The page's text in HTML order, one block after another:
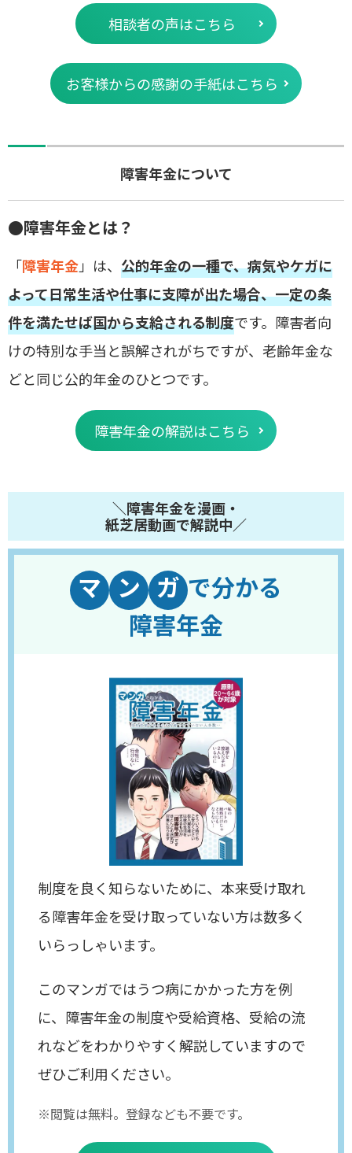
相談者の声はこちら
お客様からの感謝の手紙はこちら
障害年金について
●障害年金とは？
「障害年金」は、 公的年金の一種で、病気やケガに
よって日常生活や仕事に支障が出た場合、一定の条
件を満たせば国から支給される制度です。障害者向
けの特別な手当と誤解されがちですが、老齢年金な
どと同じ公的年金のひとつです。
障害年金の解説はこちら
＼障害年金を漫画・
紙芝居動画で解説中／
マ ン ガ で分かる
障害年金
制度を良く知らないために、本来受け取れ
る障害年金を受け取っていない方は数多く
いらっしゃいます。
このマンガではうつ病にかかった方を例
に、障害年金の制度や受給資格、受給の流
れなどをわかりやすく解説していますので
ぜひご利用ください。
※閲覧は無料。登録なども不要です。